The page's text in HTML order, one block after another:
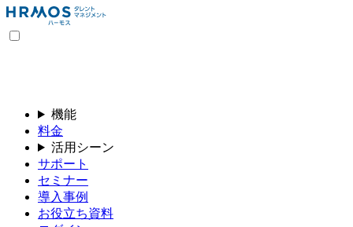
機能
料金
活用シーン
サポート
セミナー
導入事例
お役立ち資料